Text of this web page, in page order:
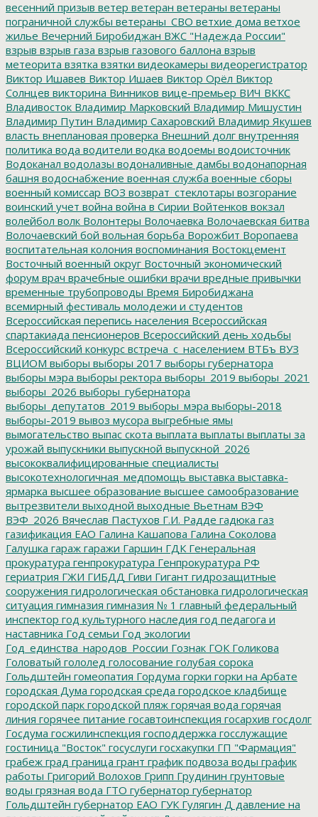
весенний призыв ветер ветеран ветераны ветераны
пограничной службы ветераны_СВО ветхие дома ветхое
жилье Вечерний Биробиджан ВЖС "Надежда России"
взрыв взрыв газа взрыв газового баллона взрыв
метеорита взятка взятки видеокамеры видеорегистратор
Виктор Ишавев Виктор Ишаев Виктор Орёл Виктор
Солнцев викторина Винников вице-премьер ВИЧ ВККС
Владивосток Владимир Марковский Владимир Мишустин
Владимир Путин Владимир Сахаровский Владимир Якушев
власть внеплановая проверка Внешний долг внутренняя
политика вода водители водка водоемы водоисточник
Водоканал водолазы водоналивные дамбы водонапорная
башня водоснабжение военная служба военные сборы
военный комиссар ВОЗ возврат_стеклотары возгорание
воинский учет война война в Сирии Войтенков вокзал
волейбол волк Волонтеры Волочаевка Волочаевская битва
Волочаевский бой вольная борьба Ворожбит Воропаева
воспитательная колония воспоминания Востокцемент
Восточный военный округ Восточный экономический
форум врач врачебные ошибки врачи вредные привычки
временные трубопроводы Время Биробиджана
всемирный фестиваль молодежи и студентов
Всероссийская перепись населения Всероссийская
спартакиада пенсионеров Всероссийский день ходьбы
Всероссийский конкурс встреча_с_населением ВТБъ ВУЗ
ВЦИОМ выборы выборы 2017 выборы губернатора
выборы мэра выборы ректора выборы_2019 выборы_2021
выборы_2026 выборы_губернатора
выборы_депутатов_2019 выборы_мэра выборы-2018
выборы-2019 вывоз мусора выгребные ямы
вымогательство выпас скота выплата выплаты выплаты за
урожай выпускники выпускной выпускной_2026
высококвалифицированные специалисты
высокотехнологичная_медпомощь выставка выставка-
ярмарка высшее образование высшее самообразование
вытрезвители выходной выходные Вьетнам ВЭФ
ВЭФ_2026 Вячеслав Пастухов Г.И. Радде гадюка газ
газификация ЕАО Галина Кашапова Галина Соколова
Галушка гараж гаражи Гаршин ГДК Генеральная
прокуратура генпрокуратура Генпрокуратура РФ
гериатрия ГЖИ ГИБДД Гиви Гигант гидрозащитные
сооружения гидрологическая обстановка гидрологическая
ситуация гимназия гимназия № 1 главный федеральный
инспектор год культурного наследия год педагога и
наставника Год семьи Год экологии
Год_единства_народов_России Гознак ГОК Голикова
Головатый гололед голосование голубая сорока
Гольдштейн гомеопатия Гордума горки горки на Арбате
городская Дума городская среда городское кладбище
городской парк городской пляж горячая вода горячая
линия горячее питание госавтоинспекция госархив госдолг
Госдума госжилинспекция господдержка госслужащие
гостиница "Восток" госуслуги госхакупки ГП "Фармация"
грабеж град граница грант график подвоза воды график
работы Григорий Волохов Грипп Грудинин грунтовые
воды грязная вода ГТО губернатор губернатор
Гольдштейн губернатор ЕАО ГУК Гулягин Д давление на